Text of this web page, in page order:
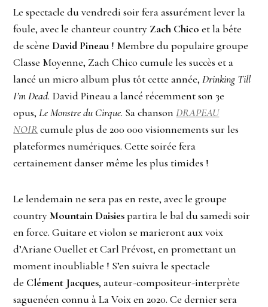
Le spectacle du vendredi soir fera assurément lever la
foule, avec le chanteur country Zach Chico et la bête
de scène David Pineau ! Membre du populaire groupe
Classe Moyenne, Zach Chico cumule les succès et a
lancé un micro album plus tôt cette année,Drinking Till
I’m Dead. David Pineau a lancé récemment son 3e
opus,Le Monstre du Cirque. Sa chansonDRAPEAU
NOIRcumule plus de 200 000 visionnements sur les
plateformes numériques. Cette soirée fera
certainement danser même les plus timides !
Le lendemain ne sera pas en reste, avec le groupe
countryMountain Daisiespartira le bal du samedi soir
en force. Guitare et violon se marieront aux voix
d’Ariane Ouellet et Carl Prévost, en promettant un
moment inoubliable ! S’en suivra le spectacle
de Clément Jacques, auteur-compositeur-interprète
saguenéen connu à La Voix en 2020. Ce dernier sera